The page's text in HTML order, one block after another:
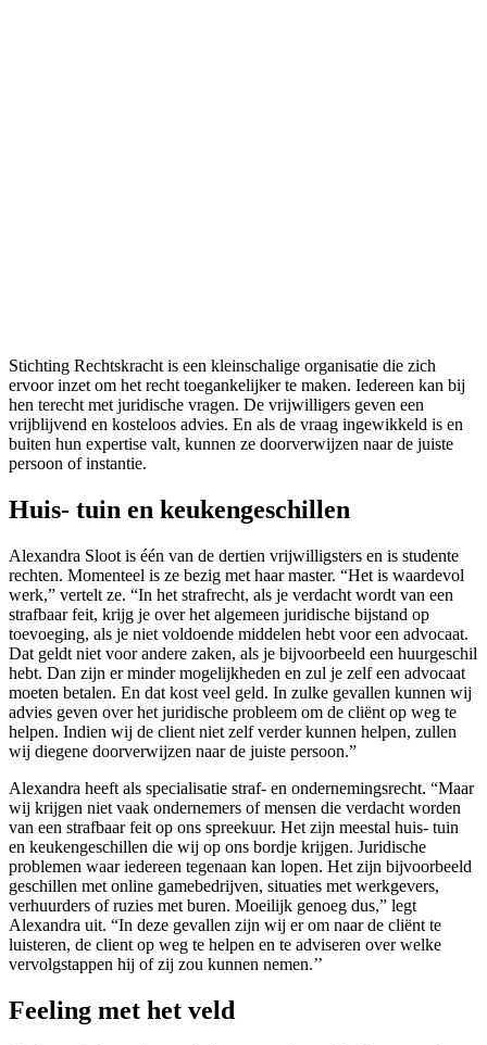
Stichting Rechtskracht is een kleinschalige organisatie die zich
ervoor inzet om het recht toegankelijker te maken. Iedereen kan bij
hen terecht met juridische vragen. De vrijwilligers geven een
vrijblijvend en kosteloos advies. En als de vraag ingewikkeld is en
buiten hun expertise valt, kunnen ze doorverwijzen naar de juiste
persoon of instantie.
Huis- tuin en keukengeschillen
Alexandra Sloot is één van de dertien vrijwilligsters en is studente
rechten. Momenteel is ze bezig met haar master. “Het is waardevol
werk,” vertelt ze. “In het strafrecht, als je verdacht wordt van een
strafbaar feit, krijg je over het algemeen juridische bijstand op
toevoeging, als je niet voldoende middelen hebt voor een advocaat.
Dat geldt niet voor andere zaken, als je bijvoorbeeld een huurgeschil
hebt. Dan zijn er minder mogelijkheden en zul je zelf een advocaat
moeten betalen. En dat kost veel geld. In zulke gevallen kunnen wij
advies geven over het juridische probleem om de cliënt op weg te
helpen. Indien wij de client niet zelf verder kunnen helpen, zullen
wij diegene doorverwijzen naar de juiste persoon.”
Alexandra heeft als specialisatie straf- en ondernemingsrecht. “Maar
wij krijgen niet vaak ondernemers of mensen die verdacht worden
van een strafbaar feit op ons spreekuur. Het zijn meestal huis- tuin
en keukengeschillen die wij op ons bordje krijgen. Juridische
problemen waar iedereen tegenaan kan lopen. Het zijn bijvoorbeeld
geschillen met online gamebedrijven, situaties met werkgevers,
verhuurders of ruzies met buren. Moeilijk genoeg dus,” legt
Alexandra uit. “In deze gevallen zijn wij er om naar de cliënt te
luisteren, de client op weg te helpen en te adviseren over welke
vervolgstappen hij of zij zou kunnen nemen.’’
Feeling met het veld